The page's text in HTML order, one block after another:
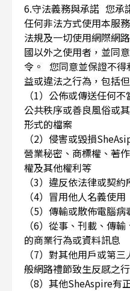
6.守法義務與承諾 您承
任何非法方式使用本服
法規及一切使用網際網
國以外之使用者，並同
令。 您同意並保證不得
益或違法之行為，包括
（1）公佈或傳送任何
公共秩序或善良風俗或
形式的檔案
（2）侵害或毀損
營業秘密、商標權、著
權及其他權利等
（3）違反依法律或契
（4）冒用他人名義使用
（5）傳輸或散佈電腦病
（6）從事、刊載、傳
的商業行為或資料訊息
（7）對其他用戶或第
般網路禮節致生反感之
（8）其他SheAspire